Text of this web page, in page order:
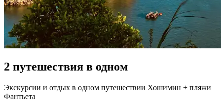
2 путешествия в одном
Экскурсии и отдых в одном путешествии Хошимин + пляжи
Фантьета